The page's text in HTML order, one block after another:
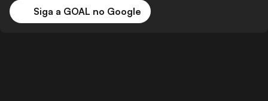
Siga a GOAL no Google